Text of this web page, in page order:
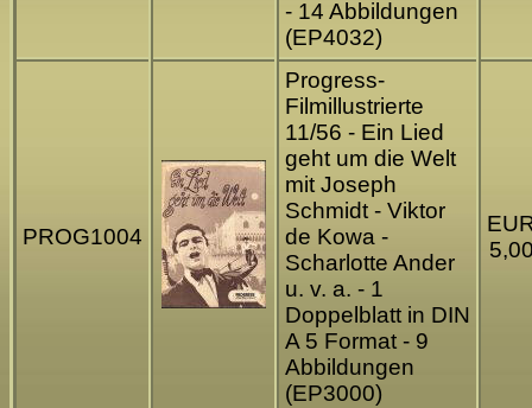
- 14 Abbildungen
(EP4032)
PROG1004
Progress-
Filmillustrierte
11/56 - Ein Lied
geht um die Welt
mit Joseph
Schmidt - Viktor
de Kowa -
Scharlotte Ander
u. v. a. - 1
Doppelblatt in DIN
A 5 Format - 9
Abbildungen
(EP3000)